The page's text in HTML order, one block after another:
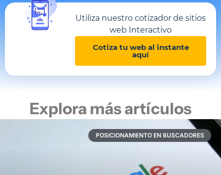
Utiliza nuestro cotizador de sitios
web Interactivo
Cotiza tu web al instante
aquí
Explora más artículos
POSICIONAMIENTO EN BUSCADORES